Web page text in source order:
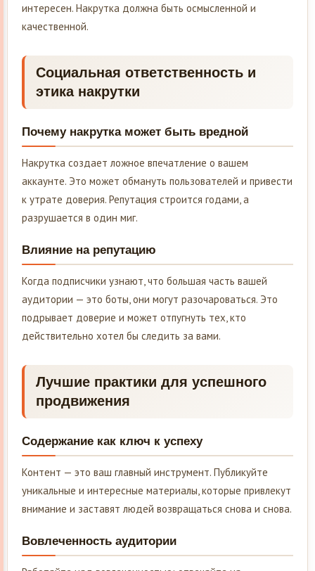
интересен. Накрутка должна быть осмысленной и
качественной.
Социальная ответственность и
этика накрутки
Почему накрутка может быть вредной
Накрутка создает ложное впечатление о вашем
аккаунте. Это может обмануть пользователей и привести
к утрате доверия. Репутация строится годами, а
разрушается в один миг.
Влияние на репутацию
Когда подписчики узнают, что большая часть вашей
аудитории — это боты, они могут разочароваться. Это
подрывает доверие и может отпугнуть тех, кто
действительно хотел бы следить за вами.
Лучшие практики для успешного
продвижения
Содержание как ключ к успеху
Контент — это ваш главный инструмент. Публикуйте
уникальные и интересные материалы, которые привлекут
внимание и заставят людей возвращаться снова и снова.
Вовлеченность аудитории